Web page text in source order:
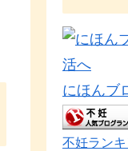
にほんブ
不妊ラン